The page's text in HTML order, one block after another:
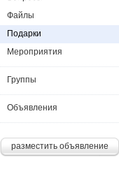
Файлы
Подарки
Мероприятия
Группы
Объявления
разместить объявление